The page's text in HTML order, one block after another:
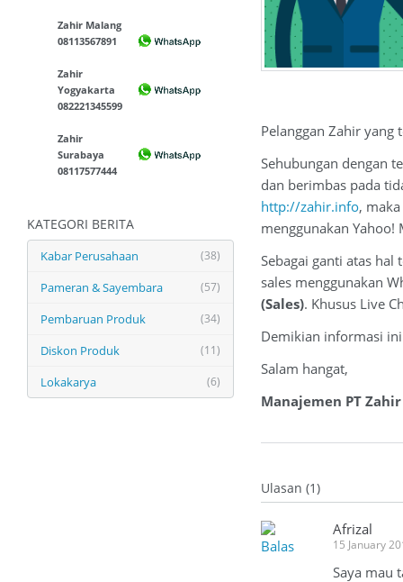
Zahir Malang
08113567891
Zahir
Yogyakarta
082221345599
Zahir
Surabaya
08117577444
KATEGORI BERITA
(38)
Kabar Perusahaan
(57)
Pameran & Sayembara
(34)
Pembaruan Produk
(11)
Diskon Produk
(6)
Lokakarya
Pelanggan Zahir yang
Sehubungan dengan
dan berimbas pada
http://zahir.info,
menggunakan Yahoo!
Sebagai ganti atas
sales menggunakan
(Sales). Khusus Live
Demikian informasi
Salam hangat,
Manajemen PT
Ulasan (1)
Balas
Afrizal
15 January
Saya mau